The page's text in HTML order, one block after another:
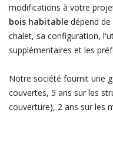
modifications à votre
bois habitabledépend de
chalet, sa configuration,
supplémentaires et les
Notre société fournit une
couvertes, 5 ans sur les
couverture), 2 ans sur les